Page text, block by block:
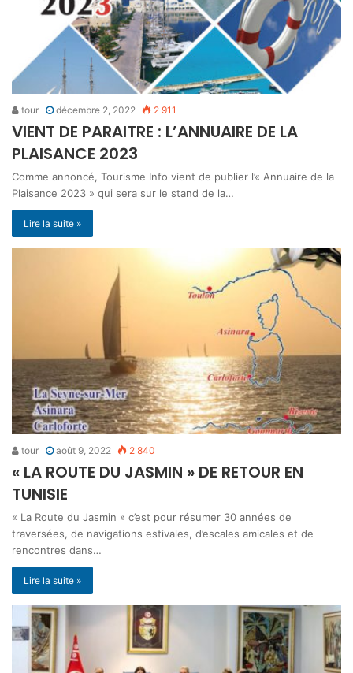
tour décembre 2, 2022 2 911
VIENT DE PARAITRE : L’ANNUAIRE DE LA
PLAISANCE 2023
Comme annoncé, Tourisme Info vient de publier l’« Annuaire de la
Plaisance 2023 » qui sera sur le stand de la…
Lire la suite »
tour août 9, 2022 2 840
« LA ROUTE DU JASMIN » DE RETOUR EN
TUNISIE
« La Route du Jasmin » c’est pour résumer 30 années de
traversées, de navigations estivales, d’escales amicales et de
rencontres dans…
Lire la suite »